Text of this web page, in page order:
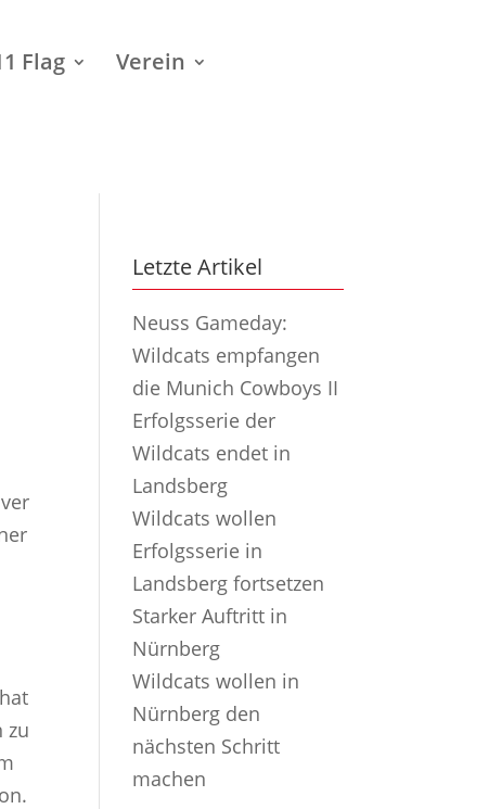
Flag Verein
zu
Letzte Artikel
Neuss Gameday:
Wildcats empfangen
die Munich Cowboys II
Erfolgsserie der
Wildcats endet in
Landsberg
Wildcats wollen
Erfolgsserie in
Landsberg fortsetzen
Starker Auftritt in
Nürnberg
Wildcats wollen in
Nürnberg den
nächsten Schritt
machen